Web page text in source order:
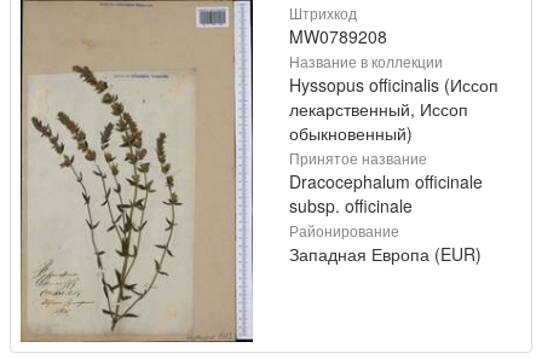
Штрихкод
MW0789208
Название в коллекции
Hyssopus officinalis (Иссоп
лекарственный, Иссоп
обыкновенный)
Принятое название
Dracocephalum officinale
subsp. officinale
Районирование
Западная Европа (EUR)